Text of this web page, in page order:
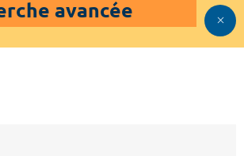
avancée